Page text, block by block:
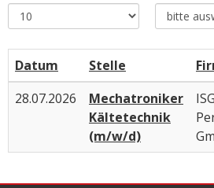
Datum Stelle
28.07.2026
Mechatroniker
Kältetechnik
(m/w/d)
ISG